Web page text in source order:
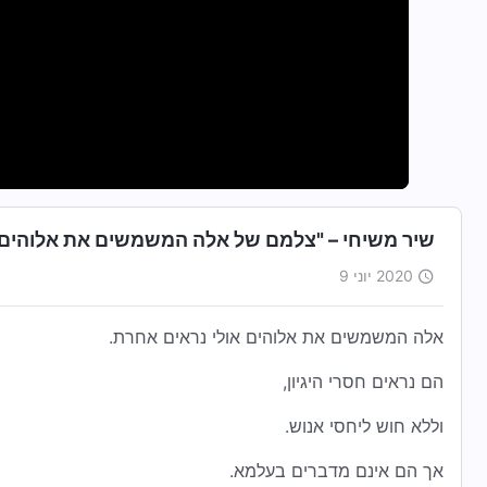
שיר משיחי – "צלמם של אלה המשמשים את
2020 יוני 9
אלה המשמשים את אלוהים אולי נראים אחרת.
הם נראים חסרי היגיון,
וללא חוש ליחסי אנוש.
אך הם אינם מדברים בעלמא.